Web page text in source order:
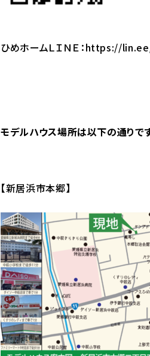
ひめホームＬＩＮＥ：https://
モデルハウス場所は以下の通りです
【新居浜市本郷】